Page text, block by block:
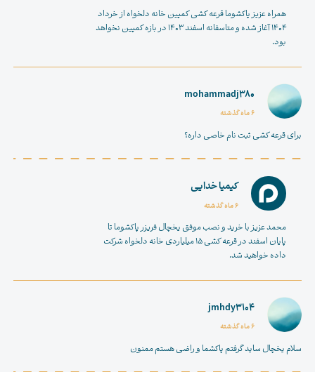
همراه عزیز پاکشوما قرعه کشی کمپین خانه دلخواه از خرداد
۱۴۰۴ آغاز شده و متاسفانه اسفند ۱۴۰۳ در بازه کمپین نخواهد
بود.
mohammadj380
6 ماه گذشته
برای قرعه کشی ثبت نام خاصی داره؟
کیمیا خدایی
6 ماه گذشته
محمد عزیز با خرید و نصب موفق یخچال فریزرپاکشوما تا
پایان اسفند در قرعه کشی ۱۵ میلیاردی خانه دلخواه شرکت
داده خواهید شد.
jmhdy3104
6 ماه گذشته
سلام یخچال سایدگرفتم پاکشما و راضی هستم ممنون